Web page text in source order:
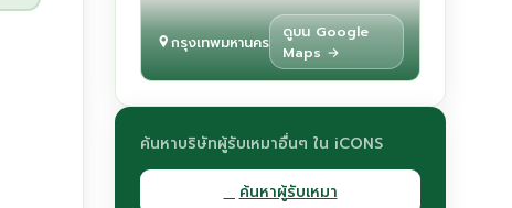
กรุงเทพมหานคร
ดูบน Google
Maps →
ค้นหาบริษัทผู้รับเหมาอื่นๆ ใน iCONS
ค้นหาผู้รับเหมา